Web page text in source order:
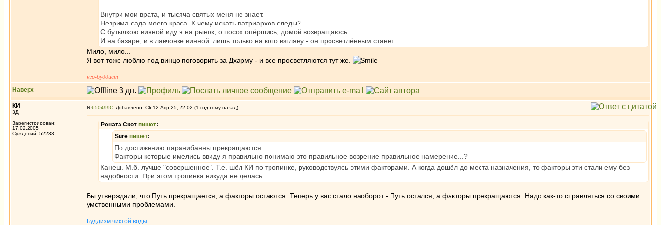
Внутри мои врата, и тысяча святых меня не знает.
Незрима сада моего краса. К чему искать патриархов следы?
С бутылкою винной иду я на рынок, о посох опёршись, домой возвращаюсь.
И на базаре, и в лавчонке винной, лишь только на кого взгляну - он просветлённым станет.​
Мило, мило...
Я вот тоже люблю под винцо поговорить за Дхарму - и все просветляются тут же.
нео-буддист
Наверх
КИ
3Д
Зарегистрирован:
17.02.2005
Суждений: 52233
№650499 Добавлено: Сб 12 Апр 25, 22:02 (1 год тому назад)
Рената Скот пишет:
Sure пишет:
По достижению паранибанны прекращаются
Факторы которые имелись ввиду я правильно понимаю это правильное возрение правильное намерение...?
Канеш. М.б. лучше "совершенное". Т.е. шёл КИ по тропинке, руководствуясь этими факторами. А когда дошёл до места назначения, то факторы эти стали ему без
надобности. При этом тропинка никуда не делась.
Вы утверждали, что Путь прекращается, а факторы остаются. Теперь у вас стало наоборот - Путь остался, а факторы прекращаются. Надо как-то справляться со своими
умственными проблемами.
Буддизм чистой воды